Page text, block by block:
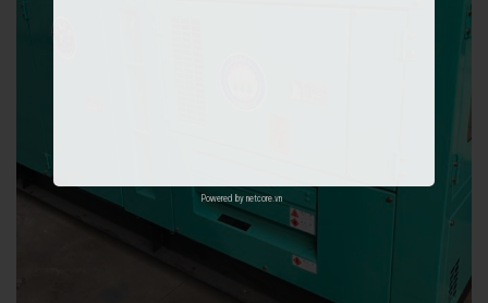
Powered by netcore.vn